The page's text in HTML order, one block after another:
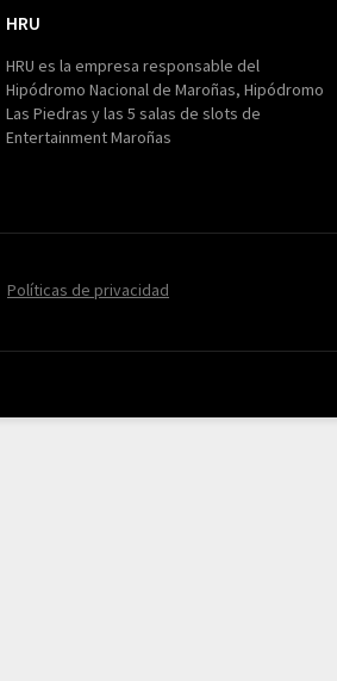
HRU
HRU es la empresa responsable del
Hipódromo Nacional de Maroñas, Hipódromo
Las Piedras y las 5 salas de slots de
Entertainment Maroñas
Políticas de privacidad